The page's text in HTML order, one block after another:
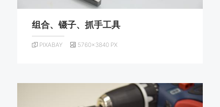
组合、镊子、抓手工具
PIXABAY 5760×3840 PX